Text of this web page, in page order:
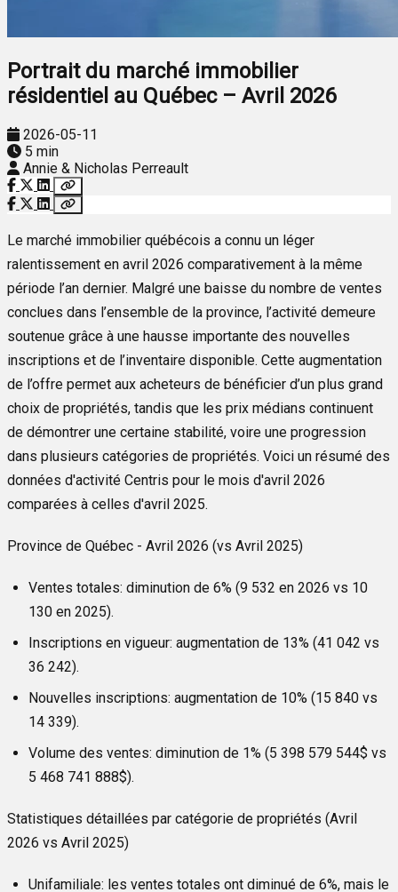
Portrait du marché immobilier
résidentiel au Québec – Avril 2026
2026-05-11
5 min
Annie & Nicholas Perreault
Le marché immobilier québécois a connu un léger
ralentissement en avril 2026 comparativement à la même
période l’an dernier. Malgré une baisse du nombre de ventes
conclues dans l’ensemble de la province, l’activité demeure
soutenue grâce à une hausse importante des nouvelles
inscriptions et de l’inventaire disponible. Cette augmentation
de l’offre permet aux acheteurs de bénéficier d’un plus grand
choix de propriétés, tandis que les prix médians continuent
de démontrer une certaine stabilité, voire une progression
dans plusieurs catégories de propriétés. Voici un résumé des
données d'activité Centris pour le mois d'avril 2026
comparées à celles d'avril 2025.
Province de Québec - Avril 2026 (vs Avril 2025)
Ventes totales: diminution de 6% (9 532 en 2026 vs 10
130 en 2025).
Inscriptions en vigueur: augmentation de 13% (41 042 vs
36 242).
Nouvelles inscriptions: augmentation de 10% (15 840 vs
14 339).
Volume des ventes: diminution de 1% (5 398 579 544$ vs
5 468 741 888$).
Statistiques détaillées par catégorie de propriétés (Avril
2026 vs Avril 2025)
Unifamiliale: les ventes totales ont diminué de 6%, mais le